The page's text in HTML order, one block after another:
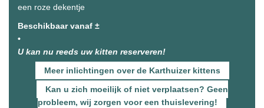
een roze dekentje
Beschikbaar vanaf ±
•
U kan nu reeds uw kitten reserveren!
Meer inlichtingen over de Karthuizer kittens
Kan u zich moeilijk of niet verplaatsen? Geen
probleem, wij zorgen voor een thuislevering!